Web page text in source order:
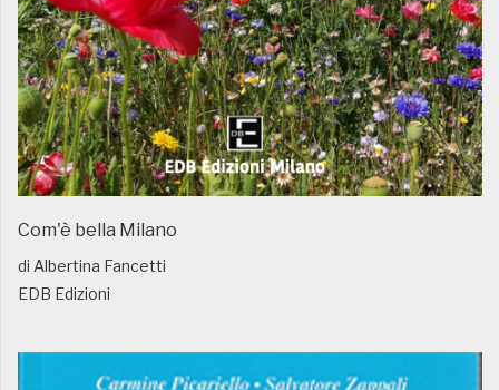
Com'è bella Milano
di Albertina Fancetti
EDB Edizioni